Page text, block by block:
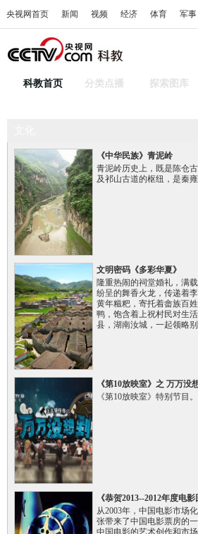
央视网首页 新闻 视频 经济 体育 军事
科教首页 分类点播 探索图库
《中华民族》青泥岭
青泥岭历史上，既是陈仓
及祁山古道的枢纽，是秦
文明密码《多彩华夏》
隆重热闹的祠堂婚礼，满
纷呈的舞香火龙，传递着
黄年糍粑，寄托着畲族百
鸭，饱含着上祝村民对生
县，湖南汝城，一起领略别
《第10放映室》之 万万没
《第10放映室》特别节目。
《恭贺2013--2012年度电影
从2003年，中国电影市场
张带来了中国电影票房的
中国电影的艺术创作和市